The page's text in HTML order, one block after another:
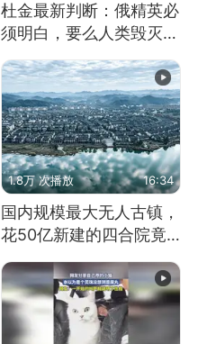
杜金最新判断：俄精英必
须明白，要么人类毁灭，
要么俄毁灭
1.8万 次播放 16:34
国内规模最大无人古镇，
花50亿新建的四合院竟